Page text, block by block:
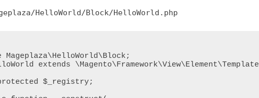
HelloWorld/Block/HelloWorld.php
Mageplaza\HelloWorld\Block;
extends \Magento\Framework\View\Element\Template